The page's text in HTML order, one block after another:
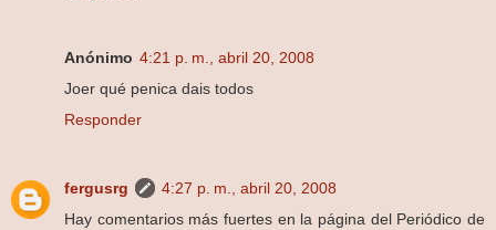
Anónimo 4:21 p. m., abril 20, 2008
Joer qué penica dais todos
Responder
fergusrg
4:27 p. m., abril 20, 2008
Hay comentarios más fuertes en la página del Periódico de